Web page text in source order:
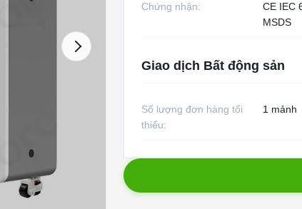
Chứng nhận:
CE IEC
MSDS
Giao dịch Bất động sản
Số lượng đơn hàng tối
thiểu:
1 mảnh